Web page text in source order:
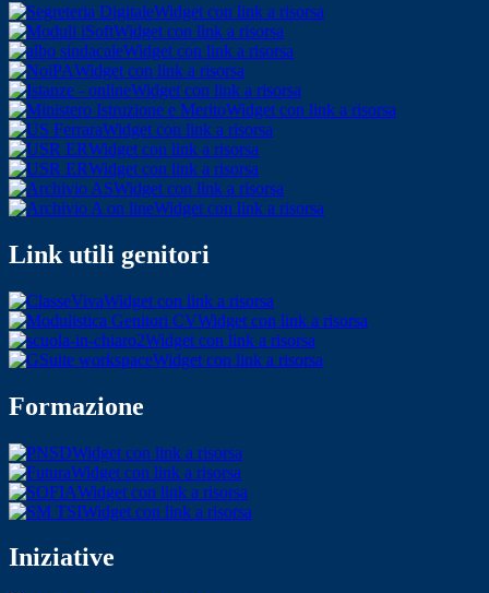
Widget con link a risorsa
Widget con link a risorsa
Widget con link a risorsa
Widget con link a risorsa
Widget con link a risorsa
Widget con link a risorsa
Widget con link a risorsa
Widget con link a risorsa
Widget con link a risorsa
Widget con link a risorsa
Widget con link a risorsa
Link utili genitori
Widget con link a risorsa
Widget con link a risorsa
Widget con link a risorsa
Widget con link a risorsa
Formazione
Widget con link a risorsa
Widget con link a risorsa
Widget con link a risorsa
Widget con link a risorsa
Iniziative